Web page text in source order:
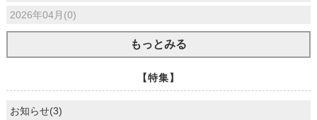
2026年04月(0)
もっとみる
【特集】
お知らせ(3)